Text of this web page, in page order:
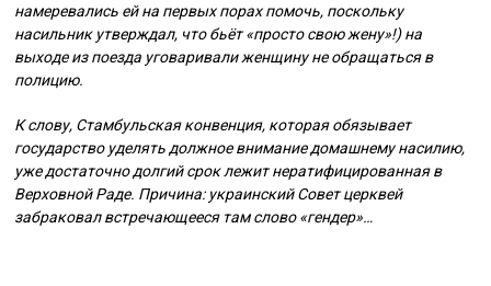
намеревались ей на первых порах помочь, поскольку
насильник утверждал, что бьёт «просто свою жену»!) на
выходе из поезда уговаривали женщину не обращаться в
полицию.
К слову, Стамбульская конвенция, которая обязывает
государство уделять должное внимание домашнему насилию,
уже достаточно долгий срок лежит нератифицированная в
Верховной Раде. Причина: украинский Совет церквей
забраковал встречающееся там слово «гендер»…